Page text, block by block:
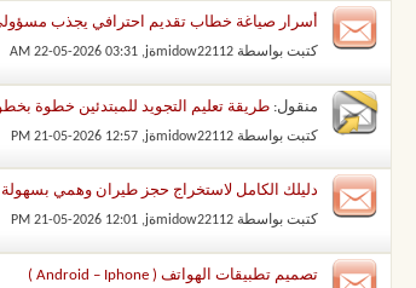
أسرار صياغة خطاب تقديم احترافي يجذب
كتبت بواسطة midow22112ةj ‏, 22-05-2026 03:31 AM
منقول: طريقة تعليم التجويد للمبتدئين خطوة
كتبت بواسطة midow22112ةj ‏, 21-05-2026 12:57 PM
دليلك الكامل لاستخراج حجز طيران وهمي بسهولة
كتبت بواسطة midow22112ةj ‏, 21-05-2026 12:01 PM
تصميم تطبيقات الهواتف ( Android – Iphone )